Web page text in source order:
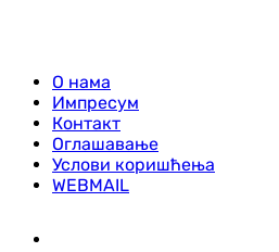
О нама
Импресум
Контакт
Оглашавање
Услови коришћења
WEBMAIL